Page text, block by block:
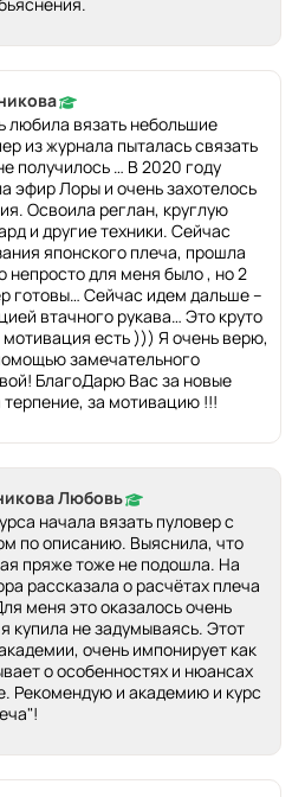
любила вязать небольшие
из журнала пыталась связать
получилось … В 2020 году
эфир Лоры и очень захотелось
Освоила реглан, круглую
и другие техники. Сейчас
японского плеча, прошла
непросто для меня было , но 2
готовы… Сейчас идем дальше –
втачного рукава… Это круто
есть ))) Я очень верю,
замечательного
БлагоДарю Вас за новые
терпение, за мотивацию !!!
Любовь
начала вязать пуловер с
по описанию. Выяснила, что
пряже тоже не подошла. На
рассказала о расчётах плеча
меня это оказалось очень
купила не задумываясь. Этот
очень импонирует как
о особенностях и нюансах
Рекомендую и академию и курс